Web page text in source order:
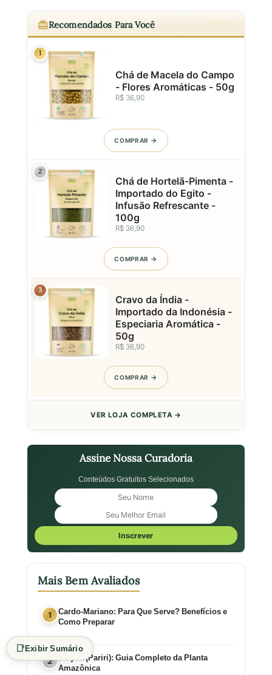
Recomendados Para Você
1
Chá de Macela do Campo
- Flores Aromáticas - 50g
R$ 36,90
COMPRAR
2
Chá de Hortelã-Pimenta -
Importado do Egito -
Infusão Refrescante -
100g
R$ 36,90
COMPRAR
3
Cravo da Índia -
Importado da Indonésia -
Especiaria Aromática -
50g
R$ 36,90
COMPRAR
VER LOJA COMPLETA →
Assine Nossa Curadoria
Conteúdos Gratuitos Selecionados
Inscrever
Mais Bem Avaliados
Cardo-Mariano: Para Que Serve? Benefícios e
Como Preparar
Crajiru (Pariri): Guia Completo da Planta
Amazônica
📑Exibir Sumário